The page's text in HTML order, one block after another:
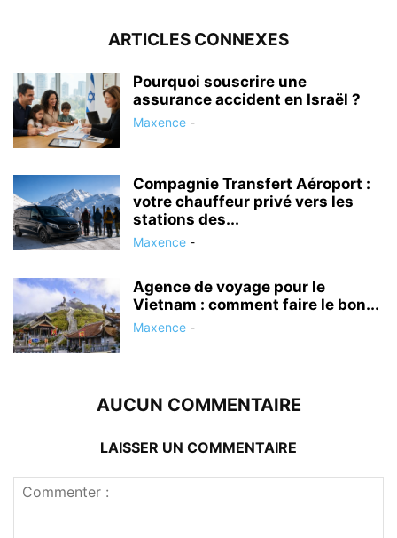
ARTICLES CONNEXES
Pourquoi souscrire une
assurance accident en Israël ?
Maxence -
Compagnie Transfert Aéroport :
votre chauffeur privé vers les
stations des...
Maxence -
Agence de voyage pour le
Vietnam : comment faire le bon...
Maxence -
AUCUN COMMENTAIRE
LAISSER UN COMMENTAIRE